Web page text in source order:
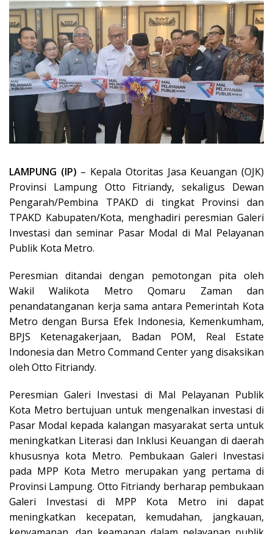
LAMPUNG (IP) – Kepala Otoritas Jasa Keuangan (OJK)
Provinsi Lampung Otto Fitriandy, sekaligus Dewan
Pengarah/Pembina TPAKD di tingkat Provinsi dan
TPAKD Kabupaten/Kota, menghadiri peresmian Galeri
Investasi dan seminar Pasar Modal di Mal Pelayanan
Publik Kota Metro.
Peresmian ditandai dengan pemotongan pita oleh
Wakil Walikota Metro Qomaru Zaman dan
penandatanganan kerja sama antara Pemerintah Kota
Metro dengan Bursa Efek Indonesia, Kemenkumham,
BPJS Ketenagakerjaan, Badan POM, Real Estate
Indonesia dan Metro Command Center yang disaksikan
oleh Otto Fitriandy.
Peresmian Galeri Investasi di Mal Pelayanan Publik
Kota Metro bertujuan untuk mengenalkan investasi di
Pasar Modal kepada kalangan masyarakat serta untuk
meningkatkan Literasi dan Inklusi Keuangan di daerah
khususnya kota Metro. Pembukaan Galeri Investasi
pada MPP Kota Metro merupakan yang pertama di
Provinsi Lampung. Otto Fitriandy berharap pembukaan
Galeri Investasi di MPP Kota Metro ini dapat
meningkatkan kecepatan, kemudahan, jangkauan,